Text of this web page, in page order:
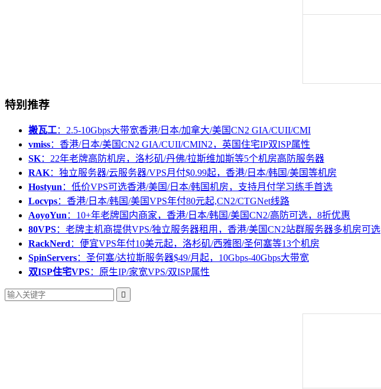
特别推荐
搬瓦工：2.5-10Gbps大带宽香港/日本/加拿大/美国CN2 GIA/CUII/CMI
vmiss：香港/日本/美国CN2 GIA/CUII/CMIN2，英国住宅IP双ISP属性
SK：22年老牌高防机房，洛杉矶/丹佛/拉斯维加斯等5个机房高防服务器
RAK：独立服务器/云服务器/VPS月付$0.99起，香港/日本/韩国/美国等机房
Hostyun ：低价VPS可选香港/美国/日本/韩国机房，支持月付学习练手首选
Locvps：香港/日本/韩国/美国VPS年付80元起,CN2/CTGNet线路
AoyoYun ：10+年老牌国内商家，香港/日本/韩国/美国CN2/高防可选，8折优惠
80VPS：老牌主机商提供VPS/独立服务器租用，香港/美国CN2站群服务器多机房可选
RackNerd ：便宜VPS年付10美元起，洛杉矶/西雅图/圣何塞等13个机房
SpinServers：圣何塞/达拉斯服务器$49/月起，10Gbps-40Gbps大带宽
双ISP住宅VPS：原生IP/家宽VPS/双ISP属性
